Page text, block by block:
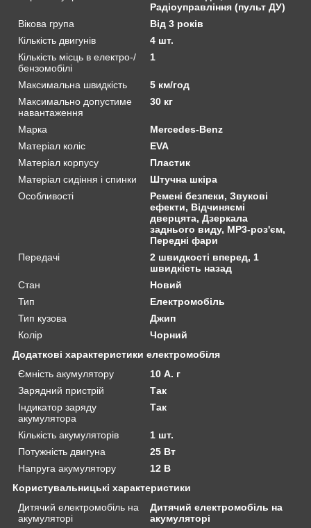
Радіоуправління (пульт ДУ)
Вікова група
Від 3 років
Кількість двигунів
4 шт.
Кількість місць в електро-/
бензомобілі
1
Максимальна швидкість
5 км/год
Максимально допустиме
навантаження
30 кг
Марка
Mercedes-Benz
Матеріал коліс
EVA
Матеріал корпусу
Пластик
Матеріал сидіння і спинки
Штучна шкіра
Особливості
Ремені безпеки, Звукові
ефекти, Відчиняємі
дверцята, Дзеркала
заднього виду, MP3-роз'єм,
Передні фари
Передачі
2 швидкості вперед, 1
швидкість назад
Стан
Новий
Тип
Електромобіль
Тип кузова
Джип
Колір
Чорний
Додаткові характеристики електромобіля
Ємність акумулятору
10 А. г
Зарядний пристрій
Так
Індикатор заряду
акумулятора
Так
Кількість акумуляторів
1 шт.
Потужність двигуна
25 Вт
Напруга акумулятору
12 В
Користувальницькі характеристики
Дитячий електромобіль на
акумуляторі
Дитячий електромобіль на
акумуляторі